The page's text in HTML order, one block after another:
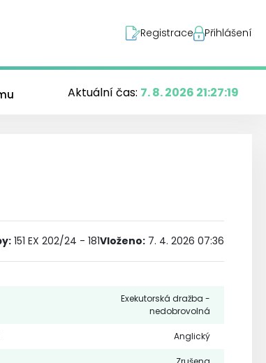
Registrace Přihlášení
Aktuální čas: 7. 8. 2026 21:27:20
: 151 EX 202/24 - 181Vloženo: 7. 4. 2026 07:36
Exekutorská dražba -
nedobrovolná
Anglický